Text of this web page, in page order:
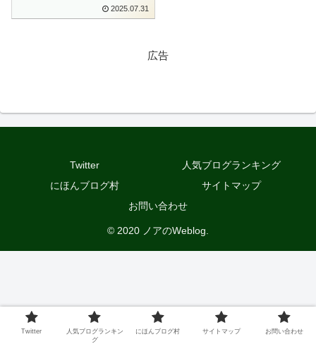
2025.07.31
広告
Twitter
人気ブログランキング
にほんブログ村
サイトマップ
お問い合わせ
© 2020 ノアのWeblog.
Twitter
人気ブログランキン
グ
にほんブログ村 サイトマップ お問い合わせ